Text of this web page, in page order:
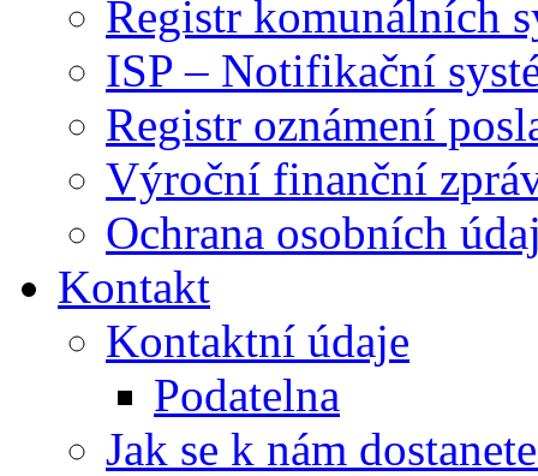
Registr komunálních
ISP – Notifikační
Registr oznámení
Výroční finanční
Ochrana osobních
Kontakt
Kontaktní údaje
Podatelna
Jak se k nám